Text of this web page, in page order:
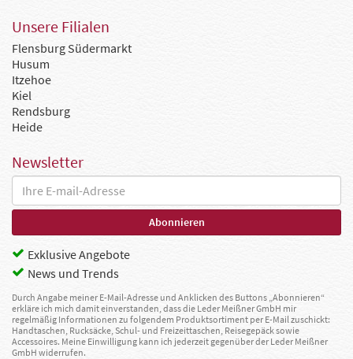
Unsere Filialen
Flensburg Südermarkt
Husum
Itzehoe
Kiel
Rendsburg
Heide
Newsletter
Exklusive Angebote
News und Trends
Durch Angabe meiner E-Mail-Adresse und Anklicken des Buttons „Abonnieren“
erkläre ich mich damit einverstanden, dass die Leder Meißner GmbH mir
regelmäßig Informationen zu folgendem Produktsortiment per E-Mail zuschickt:
Handtaschen, Rucksäcke, Schul- und Freizeittaschen, Reisegepäck sowie
Accessoires. Meine Einwilligung kann ich jederzeit gegenüber der Leder Meißner
GmbH widerrufen.